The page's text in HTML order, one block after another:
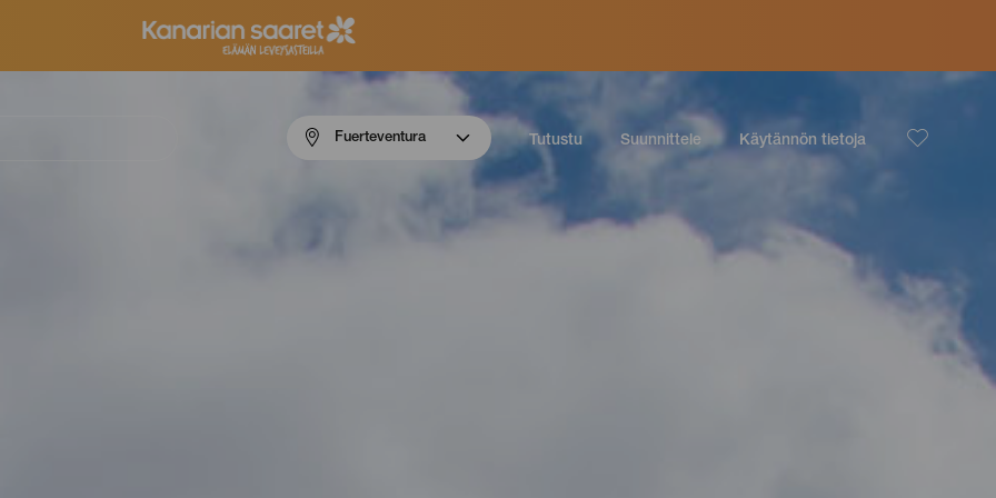
Fuerteventura
Fuerteventura Tutustu Suunnittele Käytännön tietoja